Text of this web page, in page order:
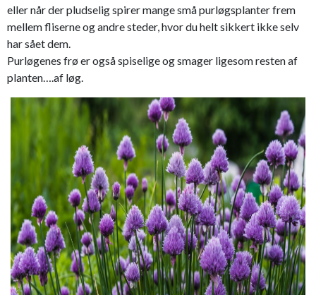
eller når der pludselig spirer mange små purløgsplanter frem
mellem fliserne og andre steder, hvor du helt sikkert ikke selv
har sået dem.
Purløgenes frø er også spiselige og smager ligesom resten af
planten….af løg.